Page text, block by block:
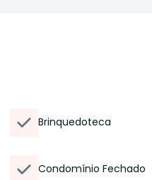
Brinquedoteca
Condomínio Fechado